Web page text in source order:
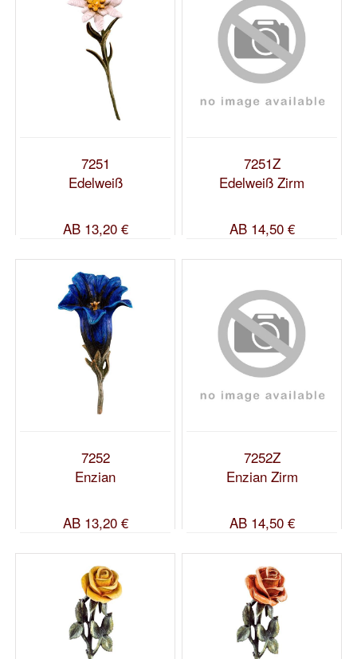
7251
Edelweiß
AB13,20 €
7251Z
Edelweiß Zirm
AB14,50 €
7252
Enzian
AB13,20 €
7252Z
Enzian Zirm
AB14,50 €